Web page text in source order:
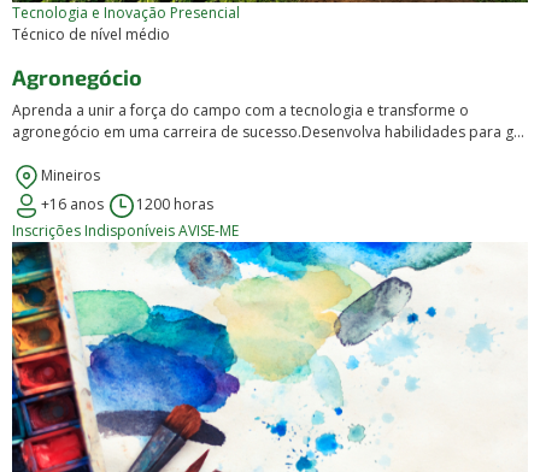
Tecnologia e Inovação Presencial
Técnico de nível médio
Agronegócio
Aprenda a unir a força do campo com a tecnologia e transforme o
agronegócio em uma carreira de sucesso.Desenvolva habilidades para g...
Mineiros
+16 anos
1200 horas
Inscrições IndisponíveisAVISE-ME